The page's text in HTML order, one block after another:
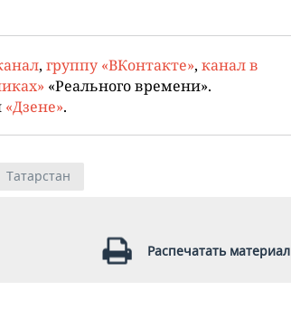
, группу «ВКонтакте», канал в
«Реального времени».
«Дзене».
Татарстан
Распечатать материал